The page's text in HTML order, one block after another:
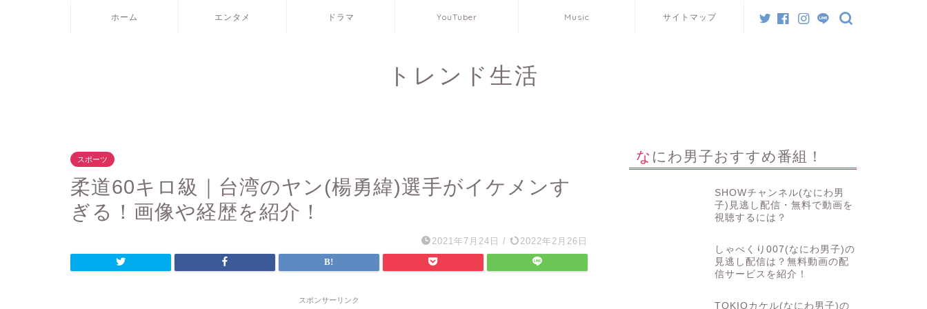
ホーム エンタメ ドラマ YouTuber Music サイトマップ
トレンド生活
スポーツ
柔道60キロ級｜台湾のヤン(楊勇緯)選手がイケメンす
ぎる！画像や経歴を紹介！
2021年7月24日 / 2022年2月26日
スポンサーリンク
なにわ男子おすすめ番組！
SHOWチャンネル(なにわ男
子)見逃し配信・無料で動画を
視聴するには？
しゃべくり007(なにわ男子)の
見逃し配信は？無料動画の配
信サービスを紹介！
TOKIOカケル(なにわ男子)の